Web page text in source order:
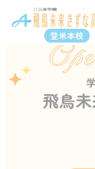
登米本校
飛鳥